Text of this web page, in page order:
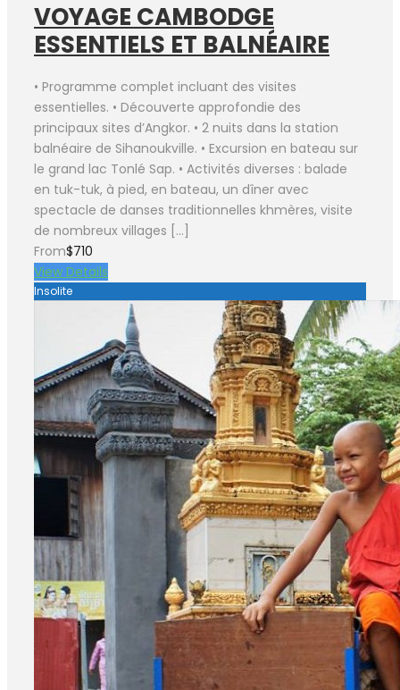
VOYAGE CAMBODGE
ESSENTIELS ET BALNÉAIRE
• Programme complet incluant des visites
essentielles. • Découverte approfondie des
principaux sites d’Angkor. • 2 nuits dans la station
balnéaire de Sihanoukville. • Excursion en bateau sur
le grand lac Tonlé Sap. • Activités diverses : balade
en tuk-tuk, à pied, en bateau, un dîner avec
spectacle de danses traditionnelles khmères, visite
de nombreux villages […]
From$710
View Details
Insolite